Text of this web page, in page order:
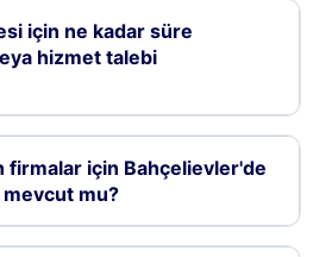
için ne kadar süre
hizmet talebi
firmalar için Bahçelievler'de
mu?